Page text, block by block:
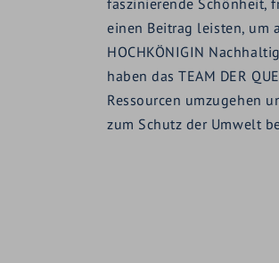
einen Beitrag leisten, um
HOCHKÖNIGIN
haben das TEAM DER
Ressourcen umzugehen
zum Schutz der Umwelt